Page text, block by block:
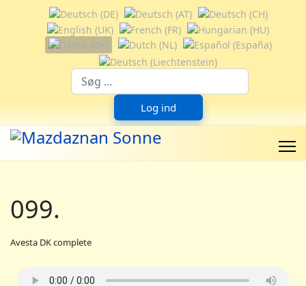
Vælg dit sprog
Log ind
099.
Avesta DK complete